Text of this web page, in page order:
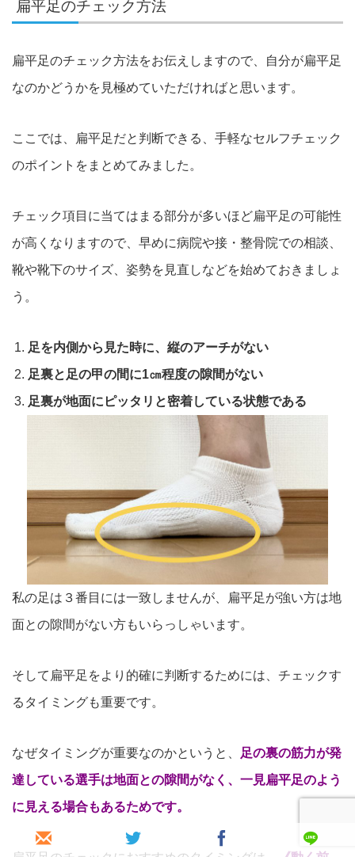
扁平足のチェック方法
扁平足のチェック方法をお伝えしますので、 自分が扁平足
なのかどうかを見極めていただければと思います。
ここでは、扁平足だと判断できる、手軽なセルフチェック
のポイント をまとめてみました。
チェック項目に当てはまる部分が多いほど扁平足の可能性
が高く なりますので、早めに病院や接・整骨院での相談、
靴や靴下のサイズ、姿勢を見直しなどを始めておきましょ
う。
足を内側から見た時に、縦のアーチがない
足裏と足の甲の間に1㎝程度の隙間がない
足裏が地面にピッタリと密着している状態である
私の足は３番目には一致しませんが、扁平足が強い方は地
面との隙間がない方もいらっしゃいます。
そして扁平足をより的確に判断するためには、チェックす
るタイミングも重要です。
なぜタイミングが重要なのかというと、
足の裏の筋力が発
達している選手は地面との隙間がなく、一見扁平足のよう
に見える場合もあるためです。